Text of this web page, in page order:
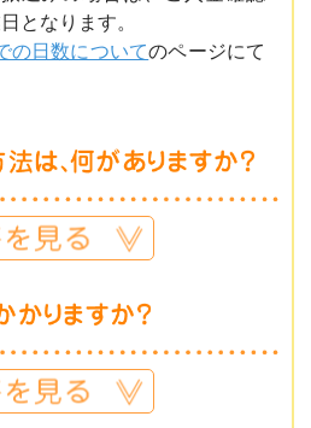
となります。
の日数についてのページにて